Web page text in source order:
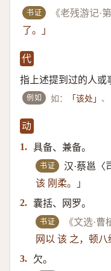
书证 《老残游记·
了。」
代
指上述提到过的人或
例如 如： 「该处」 、
动
1. 具备、兼备。
书证 汉·蔡邕〈
该 刚柔。」
2.
囊括、网罗。
书证 《文选·曹
网以 该 之，顿八
3.
欠。